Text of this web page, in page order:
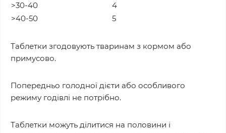
>30-40
4
>40-50
5
Таблетки згодовують тваринам з кормом або
примусово.
Попередньо голодної дієти або особливого
режиму годівлі не потрібно.
Таблетки можуть ділитися на половини і